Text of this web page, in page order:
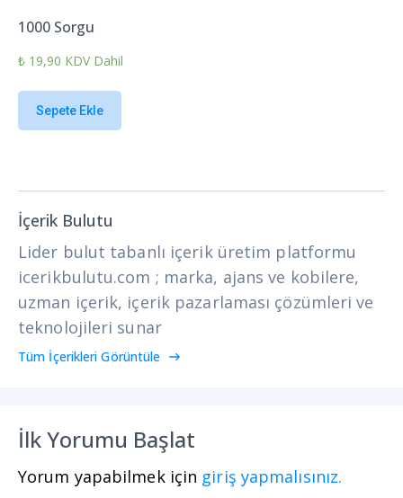
1000 Sorgu
₺ 19,90 KDV Dahil
Sepete Ekle
İçerik Bulutu
Lider bulut tabanlı içerik üretim platformu
icerikbulutu.com ; marka, ajans ve kobilere,
uzman içerik, içerik pazarlaması çözümleri ve
teknolojileri sunar
Tüm İçerikleri Görüntüle
İlk Yorumu Başlat
Yorum yapabilmek için giriş yapmalısınız.